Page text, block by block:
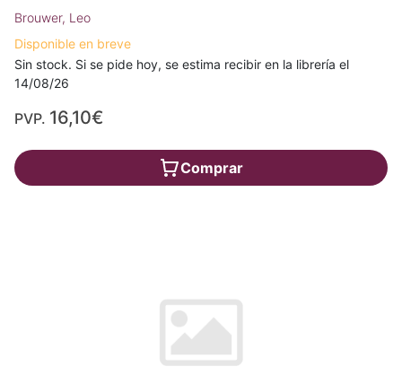
Brouwer, Leo
Disponible en breve
Sin stock. Si se pide hoy, se estima recibir en la librería el
14/08/26
PVP. 16,10€
Comprar